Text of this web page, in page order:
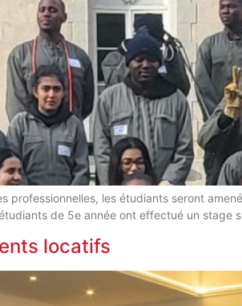
les étudiants seront
de 5e année ont effectué un stage
locatifs